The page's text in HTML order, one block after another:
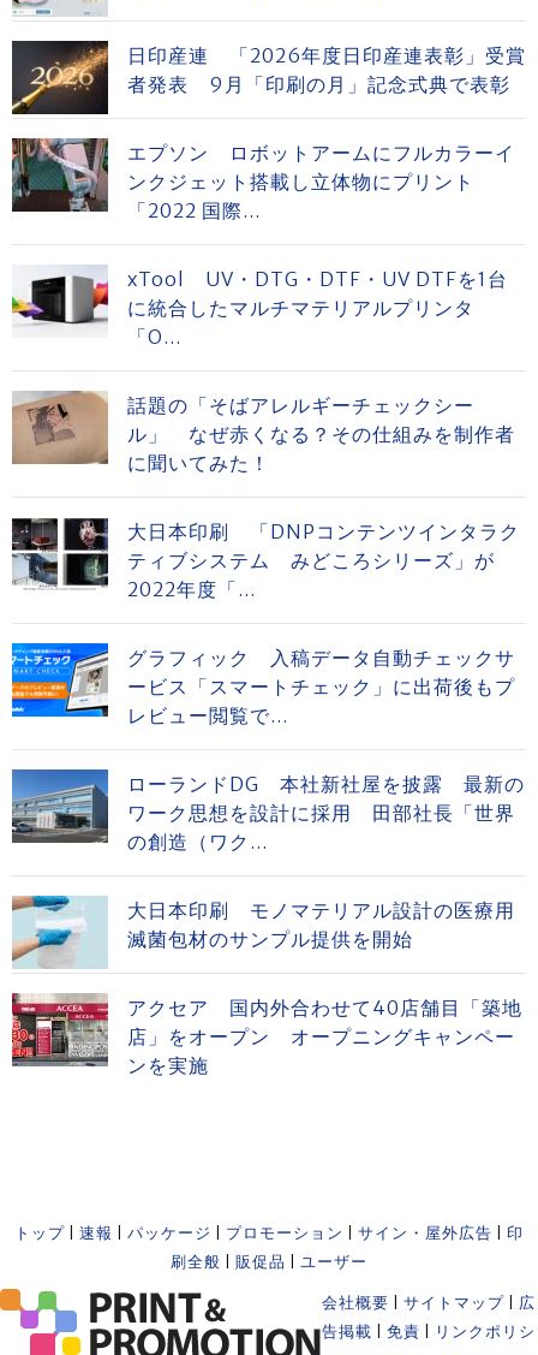
日印産連 「2026年度日印産連表彰」受賞
者発表 9月「印刷の月」記念式典で表彰
エプソン ロボットアームにフルカラーイ
ンクジェット搭載し立体物にプリント
「2022 国際...
xTool UV・DTG・DTF・UV DTFを1台
に統合したマルチマテリアルプリンタ
「O...
話題の「そばアレルギーチェックシー
ル」 なぜ赤くなる？その仕組みを制作者
に聞いてみた！
大日本印刷 「DNPコンテンツインタラク
ティブシステム みどころシリーズ」が
2022年度「...
グラフィック 入稿データ自動チェックサ
ービス「スマートチェック」に出荷後もプ
レビュー閲覧で...
ローランドDG 本社新社屋を披露 最新の
ワーク思想を設計に採用 田部社長「世界
の創造（ワク...
大日本印刷 モノマテリアル設計の医療用
滅菌包材のサンプル提供を開始
アクセア 国内外合わせて40店舗目「築地
店」をオープン オープニングキャンペー
ンを実施
トップ 速報 パッケージ プロモーション サイン・屋外広告
印
刷全般
販促品 ユーザー
会社概要 サイトマップ
広
告掲載
免責
リンクポリシ